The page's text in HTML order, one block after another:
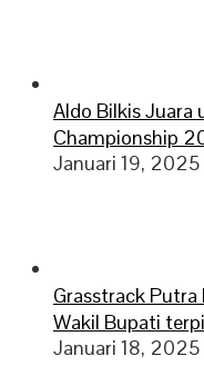
Aldo Bilkis Juara
Championship
Januari 19, 2025
Grasstrack
Wakil Bupati
Januari 18, 2025